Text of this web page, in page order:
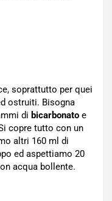
soprattutto per quei
ostruiti. Bisogna
di bicarbonato e
copre tutto con un
altri 160 ml di
ed aspettiamo 20
acqua bollente.